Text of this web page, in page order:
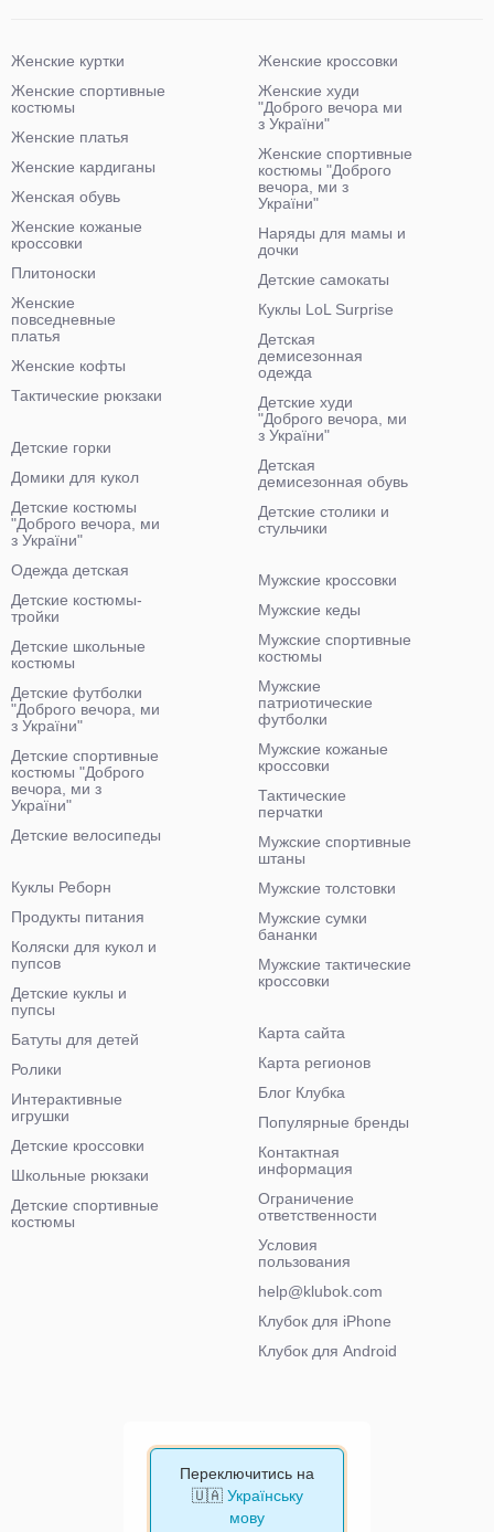
Женские куртки
Женские спортивные
костюмы
Женские платья
Женские кардиганы
Женская обувь
Женские кожаные
кроссовки
Плитоноски
Женские
повседневные
платья
Женские кофты
Тактические рюкзаки
Женские кроссовки
Женские худи
"Доброго вечора ми
з України"
Женские спортивные
костюмы "Доброго
вечора, ми з
України"
Наряды для мамы и
дочки
Детские самокаты
Куклы LoL Surprise
Детская
демисезонная
одежда
Детские худи
"Доброго вечора, ми
з України"
Детская
демисезонная обувь
Детские столики и
стульчики
Детские горки
Домики для кукол
Детские костюмы
"Доброго вечора, ми
з України"
Одежда детская
Детские костюмы-
тройки
Детские школьные
костюмы
Детские футболки
"Доброго вечора, ми
з України"
Детские спортивные
костюмы "Доброго
вечора, ми з
України"
Детские велосипеды
Мужские кроссовки
Мужские кеды
Мужские спортивные
костюмы
Мужские
патриотические
футболки
Мужские кожаные
кроссовки
Тактические
перчатки
Мужские спортивные
штаны
Мужские толстовки
Мужские сумки
бананки
Мужские тактические
кроссовки
Куклы Реборн
Продукты питания
Коляски для кукол и
пупсов
Детские куклы и
пупсы
Батуты для детей
Ролики
Интерактивные
игрушки
Детские кроссовки
Школьные рюкзаки
Детские спортивные
костюмы
Карта сайта
Карта регионов
Блог Клубка
Популярные бренды
Контактная
информация
Ограничение
ответственности
Условия
пользования
help@klubok.com
Клубок для iPhone
Клубок для Android
Переключитись на
🇺🇦 Українську
мову